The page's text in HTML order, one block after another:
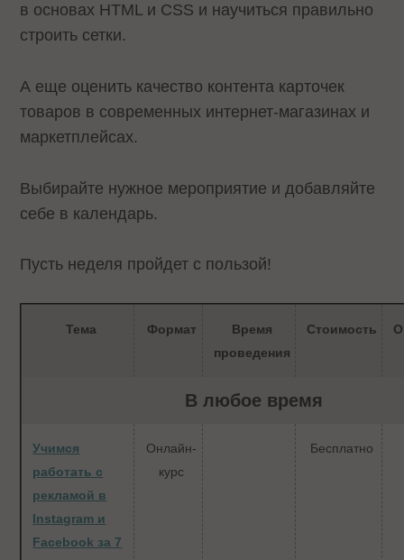
в основах HTML и CSS и научиться правильно
строить сетки.
А еще оценить качество контента карточек
товаров в современных интернет-магазинах и
маркетплейсах.
Выбирайте нужное мероприятие и добавляйте
себе в календарь.
Пусть неделя пройдет с пользой!
Тема Формат
Время
проведения
Стоимость
В любое время
Учимся
работать с
рекламой в
Instagram и
Facebook за 7
Онлайн-
курс
Бесплатно